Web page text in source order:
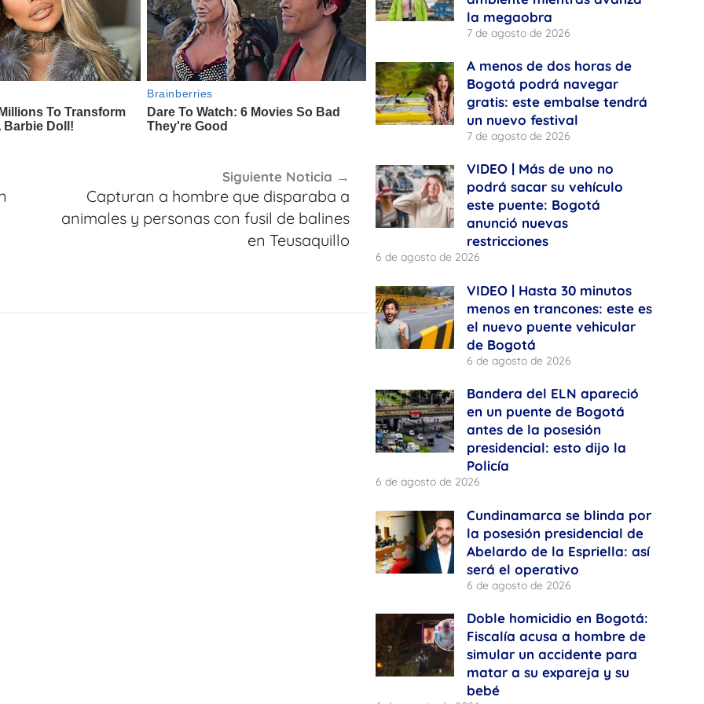
Siguiente Noticia
Capturan a hombre que disparaba a
animales y personas con fusil de balines
en Teusaquillo
la megaobra
7 de agosto de 2026
A menos de dos horas de
Bogotá podrá navegar
gratis: este embalse tendrá
un nuevo festival
7 de agosto de 2026
VIDEO | Más de uno no
podrá sacar su vehículo
este puente: Bogotá
anunció nuevas
restricciones
6 de agosto de 2026
VIDEO | Hasta 30 minutos
menos en trancones: este es
el nuevo puente vehicular
de Bogotá
6 de agosto de 2026
Bandera del ELN apareció
en un puente de Bogotá
antes de la posesión
presidencial: esto dijo la
Policía
6 de agosto de 2026
Cundinamarca se blinda por
la posesión presidencial de
Abelardo de la Espriella: así
será el operativo
6 de agosto de 2026
Doble homicidio en Bogotá:
Fiscalía acusa a hombre de
simular un accidente para
matar a su expareja y su
bebé